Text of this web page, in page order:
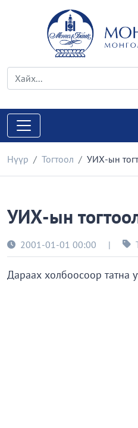
Нүүр Тогтоол УИХ-ын
УИХ-ын
2001-01-01 00:00 |
Дараах холбоосоор татна